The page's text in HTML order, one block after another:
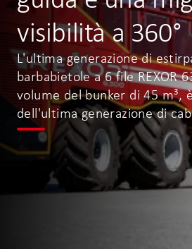
visibilità a 360°
L'ultima generazione di
barbabietole a 6 file REXOR
volume del bunker di 45 m³,
dell'ultima generazione di